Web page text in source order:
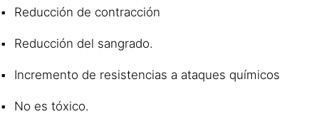
Reducción de contracción
Reducción del sangrado.
Incremento de resistencias a ataques químicos
No es tóxico.